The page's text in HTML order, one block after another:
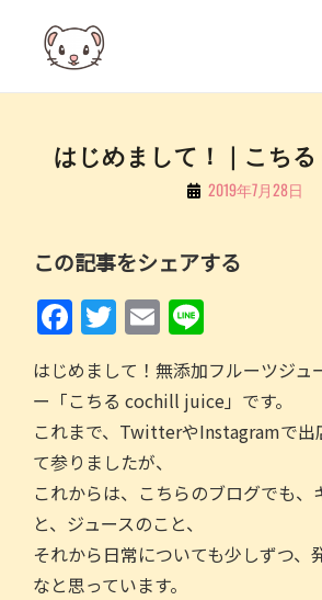
content
はじめまして！｜こちる
By
る
2019年7月28日
この記事をシェアする
F
a
c
e
b
o
o
k
T
w
itt
er
E
m
ai
l
n
e
はじめまして！無添加フルーツジュ
ー「こちる cochill juice」です。
これまで、TwitterやInstagramで出
て参りましたが、
これからは、こちらのブログでも、
と、ジュースのこと、
それから日常についても少しずつ、
なと思っています。
投
ビ
ゲ
ー
シ
ョ
ン